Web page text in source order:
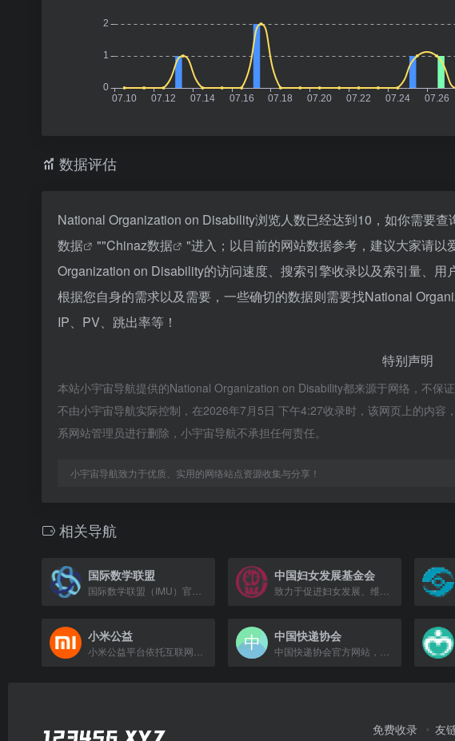
数据评估
National Organization on Disability浏览人数已经达到10，如你需要
数据
""Chinaz数据
"进入；以目前的网站数据参考，建议大家请
Organization on Disability的访问速度、搜索引擎收录以及索引量、
根据您自身的需求以及需要，一些确切的数据则需要找National
IP、PV、跳出率等！
特别声明
本站小宇宙导航提供的National Organization on Disability都来源于网络，不保
不由小宇宙导航实际控制，在2026年7月5日 下午4:27收录时，该网页上的内容
系网站管理员进行删除，小宇宙导航不承担任何责任。
小宇宙导航致力于优质、实用的网络站点资源收集与分享！
相关导航
国际数学联盟 中国妇女发展基金会
小米公益 中国快递协会
免费收录 友